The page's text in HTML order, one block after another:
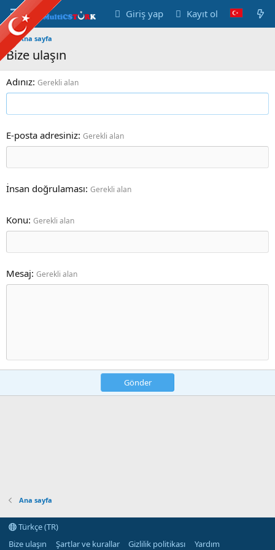
Giriş yap Kayıt ol
Ana sayfa
Bize ulaşın
Adınız Gerekli alan
E-posta adresiniz Gerekli alan
İnsan doğrulaması Gerekli alan
Konu Gerekli alan
Mesaj Gerekli alan
Gönder
Ana sayfa
Türkçe (TR)
Bize ulaşın
Şartlar ve kurallar Gizlilik politikası
Yardım